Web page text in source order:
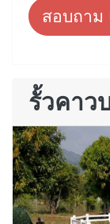
สอบถาม
รั้วคาว